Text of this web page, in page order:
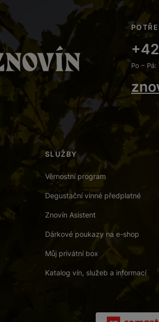
Po –
SLUŽBY
Věrnostní program
Degustační vinné předplatné
Znovín Asistent
Dárkové poukazy na e-shop
Můj privátní box
Katalog vín, služeb a informací